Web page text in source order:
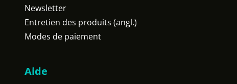
Newsletter
Entretien des produits (angl.)
Modes de paiement
Aide